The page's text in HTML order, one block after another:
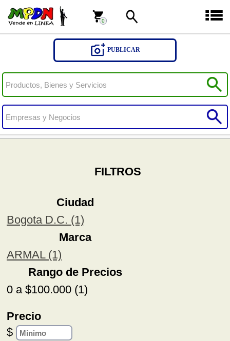
0
PUBLICAR
0
FILTROS
Ciudad
Bogota D.C. (1)
Marca
ARMAL (1)
Rango de Precios
0 a $100.000 (1)
Precio
$